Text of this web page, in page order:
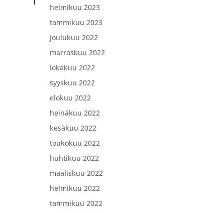
helmikuu 2023
tammikuu 2023
joulukuu 2022
marraskuu 2022
lokakuu 2022
syyskuu 2022
elokuu 2022
heinäkuu 2022
kesäkuu 2022
toukokuu 2022
huhtikuu 2022
maaliskuu 2022
helmikuu 2022
tammikuu 2022